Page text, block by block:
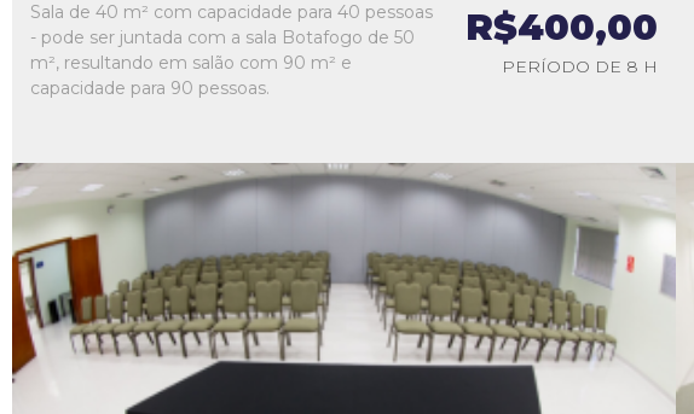
Sala de 40 m² com capacidade para 40 pessoas
- pode ser juntada com a sala Botafogo de 50
m², resultando em salão com 90 m² e
capacidade para 90 pessoas.
R$400,00
PERÍODO DE 8 H
L1
L2
L3
L4